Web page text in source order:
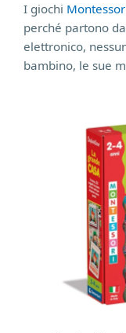
I giochi
perché partono
elettronico,
bambino, le sue